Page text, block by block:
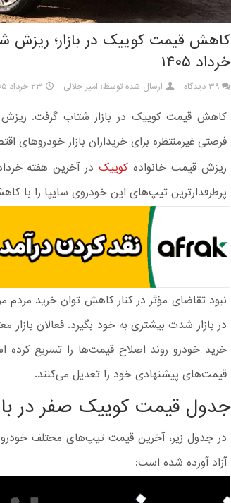
کاهش قیمت کوییک در بازار؛ ریزش
خرداد ۱۴۰۵
۳۹ دیدگاه ارسال شده توسط: امیر جلالی ۲۳ خرداد ۱۴۰۵ ساعت ۰۹:۴۳
فرصتی غیرمنتظره برای خریداران بازار خودروهای
ریزش قیمت خانواده کوییک
پرطرفدارترین تیپ‌های این خودروی سایپا را با
نبود تقاضای مؤثر در کنار کاهش توان خرید
در بازار شدت بیشتری به خود بگیرد. فعالان
خرید خودرو روند اصلاح قیمت‌ها را تسریع کرده
قیمت‌های پیشنهادی خود را تعدیل می‌کنند.
جدول قیمت کوییک صفر در بازار آزاد (۲۲
آزاد آورده شده است: